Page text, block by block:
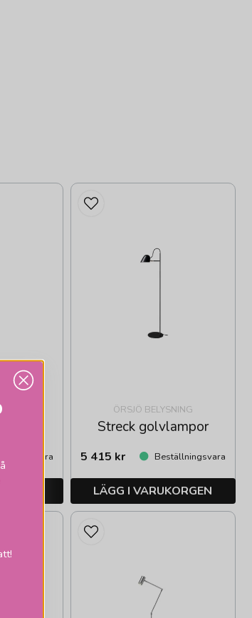
ÖRSJÖ BELYSNING
Streck golvlampor
5 415 kr Beställningsvara
LÄGG I VARUKORGEN